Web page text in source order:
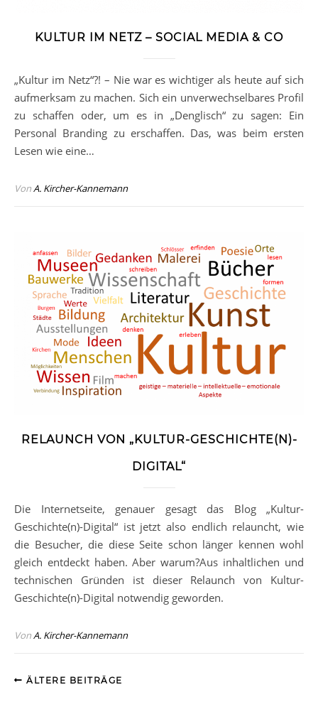
KULTUR IM NETZ – SOCIAL MEDIA & CO
„Kultur im Netz“?! – Nie war es wichtiger als heute auf sich
aufmerksam zu machen. Sich ein unverwechselbares Profil
zu schaffen oder, um es in „Denglisch“ zu sagen: Ein
Personal Branding zu erschaffen. Das, was beim ersten
Lesen wie eine…
VonA. Kircher-Kannemann
RELAUNCH VON „KULTUR-GESCHICHTE(N)-
DIGITAL“
Die Internetseite, genauer gesagt das Blog „Kultur-
Geschichte(n)-Digital“ ist jetzt also endlich relauncht, wie
die Besucher, die diese Seite schon länger kennen wohl
gleich entdeckt haben. Aber warum?Aus inhaltlichen und
technischen Gründen ist dieser Relaunch von Kultur-
Geschichte(n)-Digital notwendig geworden.
VonA. Kircher-Kannemann
ÄLTERE BEITRÄGE